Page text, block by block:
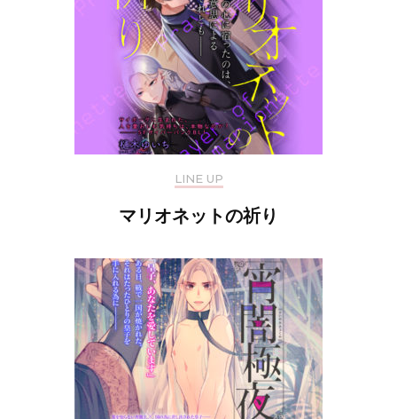
LINE UP
マリオネットの祈り